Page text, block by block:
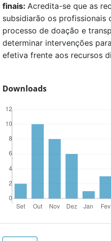
finais: Acredita-se que as
subsidiarão os profissionais
processo de doação e
determinar intervenções
efetiva frente aos recursos
Downloads